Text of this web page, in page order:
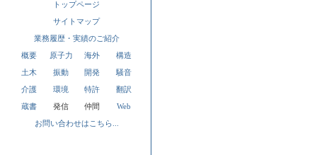
トップページ
サイトマップ
業務履歴・実績のご紹介
概要 原子力 海外 構造
土木 振動 開発 騒音
介護 環境 特許 翻訳
蔵書 発信 仲間 Web
お問い合わせはこちら...